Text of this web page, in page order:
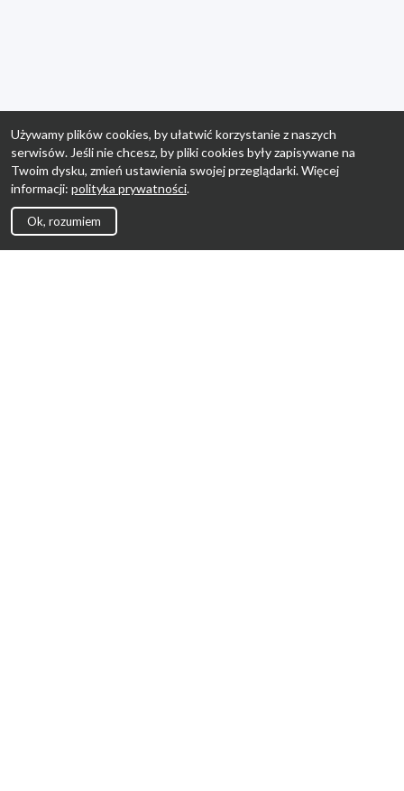
Używamy plików cookies, by ułatwić korzystanie z naszych
serwisów. Jeśli nie chcesz, by pliki cookies były zapisywane na
Twoim dysku, zmień ustawienia swojej przeglądarki. Więcej
informacji: polityka prywatności.
Ok, rozumiem